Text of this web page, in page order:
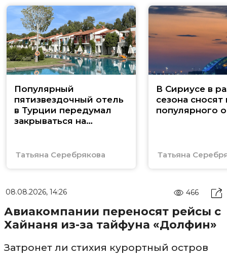
Популярный
пятизвездочный отель
в Турции передумал
закрываться на
Татьяна Серебрякова
В Сириусе в
сезона сносят
популярного
Татьяна
08.08.2026, 14:26 466
Авиакомпании переносят рейсы с
Хайнаня из-за тайфуна «Долфин»
Затронет ли стихия курортный остров